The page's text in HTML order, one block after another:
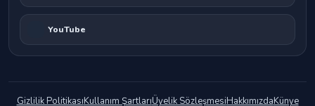
YouTube
Gizlilik PolitikasıKullanım ŞartlarıÜyelik SözleşmesiHakkımızdaKünye